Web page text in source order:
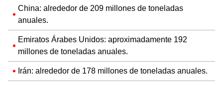
China: alrededor de 209 millones de toneladas
anuales.
Emiratos Árabes Unidos: aproximadamente 192
millones de toneladas anuales.
Irán: alrededor de 178 millones de toneladas anuales.